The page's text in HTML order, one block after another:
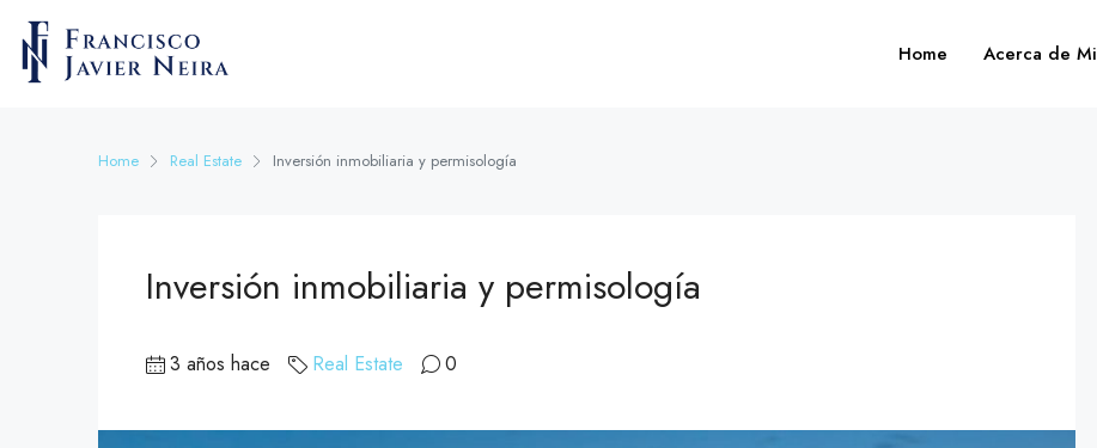
Home Acerca de Mi
Home Real Estate Inversión inmobiliaria y permisología
Inversión inmobiliaria y permisología
3 años hace Real Estate 0